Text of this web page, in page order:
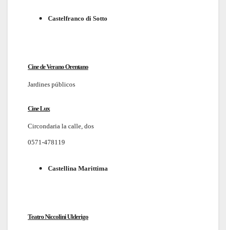
Castelfranco di Sotto
Cine de Verano Orentano
Jardines públicos
Cine Lux
Circondaria la calle, dos
0571-478119
Castellina Marittima
Teatro Niccolini Ulderigo